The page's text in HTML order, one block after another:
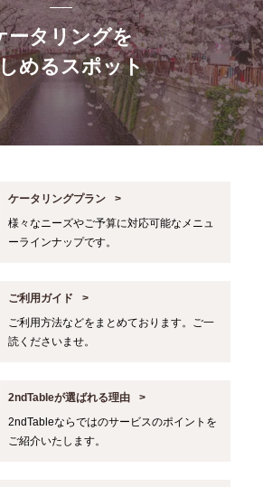
ータリングを
めるスポット
ケータリングプラン
様々なニーズやご予算に対応可能なメニュ
ーラインナップです。
ご利用ガイド
ご利用方法などをまとめております。ご一
読くださいませ。
2ndTableが選ばれる理由
2ndTableならではのサービスのポイントを
ご紹介いたします。